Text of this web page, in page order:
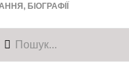
БІОГРАФІЇ